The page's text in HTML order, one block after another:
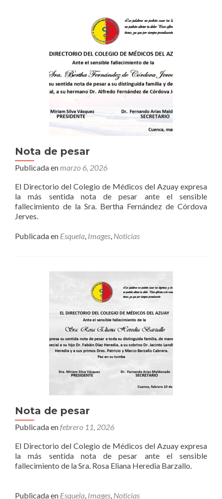
Nota de pesar
Publicada enmarzo 6, 2026
El Directorio del Colegio de Médicos del Azuay expresa
la más sentida nota de pesar ante el sensible
fallecimiento de la Sra. Bertha Fernández de Córdova
Jerves.
Publicada en Esquela, Images, Noticias
Nota de pesar
Publicada enfebrero 11, 2026
El Directorio del Colegio de Médicos del Azuay expresa
la más sentida nota de pesar ante el sensible
fallecimiento de la Sra. Rosa Eliana Heredia Barzallo.
Publicada en Esquela, Images, Noticias